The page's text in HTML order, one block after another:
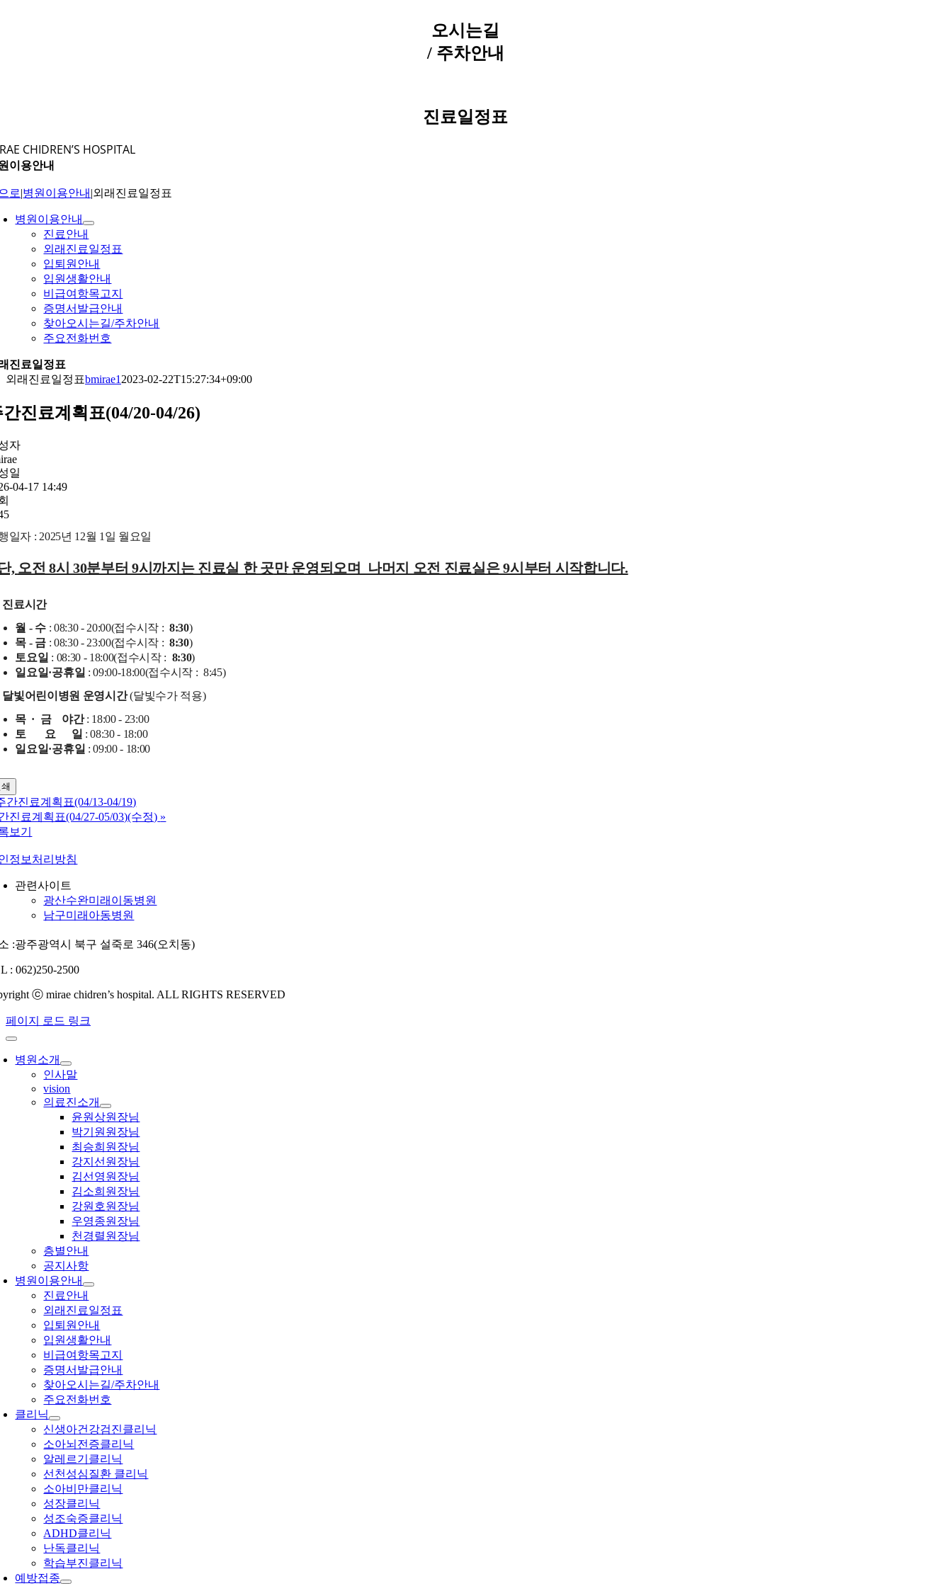
오시는길
/ 주차안내
진료일정표
CHIDREN’S HOSPITAL
이용안내
로|병원이용안내 |외래진료일정표
병원이용안내
진료안내
외래진료일정표
입퇴원안내
입원생활안내
비급여항목고지
증명서발급안내
찾아오시는길/주차안내
주요전화번호
진료일정표
외래진료일정표bmirae12023-02-22T15:27:34+09:00
진료계획표(04/20-04/26)
자
일
04-17 14:49
일자 : 2025년 12월 1일 월요일
, 오전 8시 30분부터 9시까지는 진료실 한 곳만 운영되오며 나머지 오전 진료실은 9시부터 시작합니다.
진료시간
월 - 수 : 08:30 - 20:00(접수시작 : 8:30)
목 - 금 : 08:30 - 23:00(접수시작 : 8:30)
토요일 : 08:30 - 18:00(접수시작 : 8:30)
일요일·공휴일 : 09:00-18:00(접수시작 : 8:45)
달빛어린이병원 운영시간(달빛수가 적용)
목 · 금 야간: 18:00 - 23:00
토 요 일 : 08:30 - 18:00
일요일·공휴일 : 09:00 - 18:00
간진료계획표(04/13-04/19)
진료계획표(04/27-05/03)(수정) »
보기
정보처리방침
관련사이트
광산수완미래이동병원
남구미래아동병원
:광주광역시 북구 설죽로 346(오치동)
: 062)250-2500
ⓒ mirae chidren’s hospital. ALL RIGHTS RESERVED
페이지 로드 링크
병원소개
인사말
vision
의료진소개
윤원상원장님
박기원원장님
최승희원장님
강지선원장님
김선영원장님
김소희원장님
강원호원장님
우영종원장님
천경렬원장님
층별안내
공지사항
병원이용안내
진료안내
외래진료일정표
입퇴원안내
입원생활안내
비급여항목고지
증명서발급안내
찾아오시는길/주차안내
주요전화번호
클리닉
신생아건강검진클리닉
소아뇌전증클리닉
알레르기클리닉
선천성심질환 클리닉
소아비만클리닉
성장클리닉
성조숙증클리닉
ADHD클리닉
난독클리닉
학습부진클리닉
예방접종